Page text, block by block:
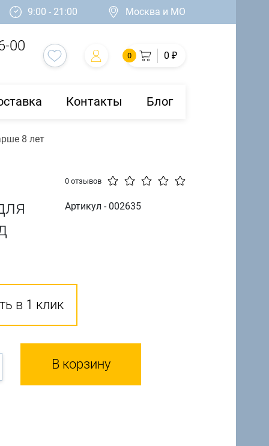
9:00 - 21:00 Москва и МО
00
0 0 ₽
Контакты Блог
8 лет
0 отзывов
Артикул - 002635
в 1 клик
В корзину